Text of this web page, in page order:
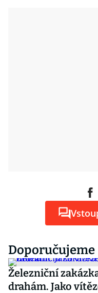
Doporučujeme
Železniční
drahám. Jako